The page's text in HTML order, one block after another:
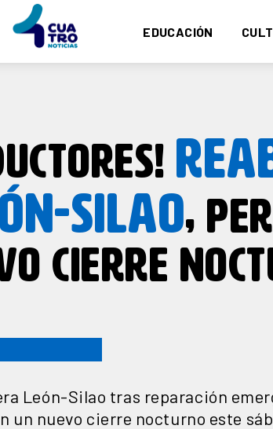
EDUCACIÓN
SILAO,
CIERRE
León-Silao tras reparación
un nuevo cierre nocturno este